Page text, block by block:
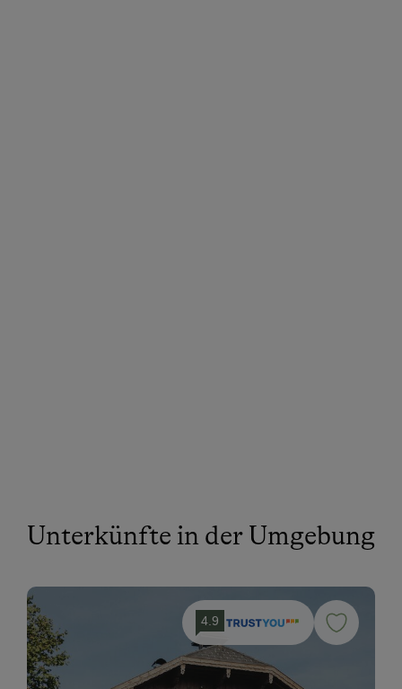
Unterkünfte in der Umgebung
4.9